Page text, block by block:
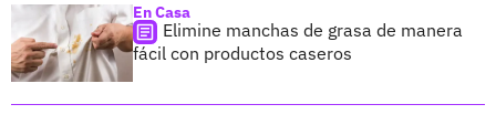
En Casa
Elimine manchas de grasa de manera
fácil con productos caseros